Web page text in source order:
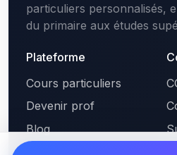
particuliers personnalisés,
du primaire aux études
Plateforme
Cours particuliers
Devenir prof
Blog